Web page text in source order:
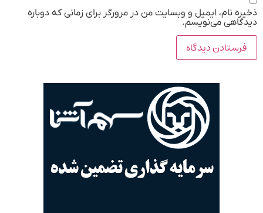
ذخیره نام، ایمیل و وبسایت من در مرورگر برای زمانی که دوباره
دیدگاهی می‌نویسم.